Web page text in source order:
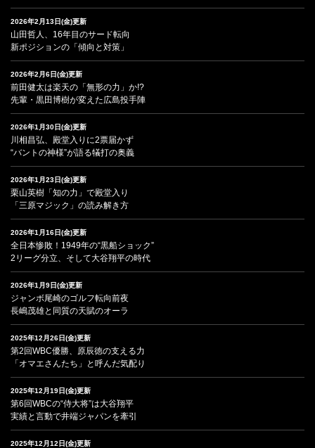
2026年2月13日(金)更新
山田哲人、16年目のサード転向
新ポジションの「傾向と対策」
2026年2月6日(金)更新
前田健太は楽天の「無形の力」か!?
先輩・黒田博樹が変えた広島投手陣
2026年1月30日(金)更新
川相昌弘、殿堂入りに2票届かず
“バントの神様”が語る犠打の奥義
2026年1月23日(金)更新
栗山英樹「知の力」で殿堂入り
「三原マジック」の読み解き方
2026年1月16日(金)更新
全日本惨敗！1949年の“黒船ショック”
2リーグ分立、そして大谷翔平の時代
2026年1月9日(金)更新
ジャンボ尾崎のゴルフ転向前夜
長嶋茂雄と同質の天賦のオーラ
2025年12月26日(金)更新
第2回WBC優勝、原辰徳の支える力
「オマエさんたち」と呼んだ気配り
2025年12月19日(金)更新
第6回WBCの“侍大将”は大谷翔平
実績と言動で井端ジャパンを牽引
2025年12月12日(金)更新